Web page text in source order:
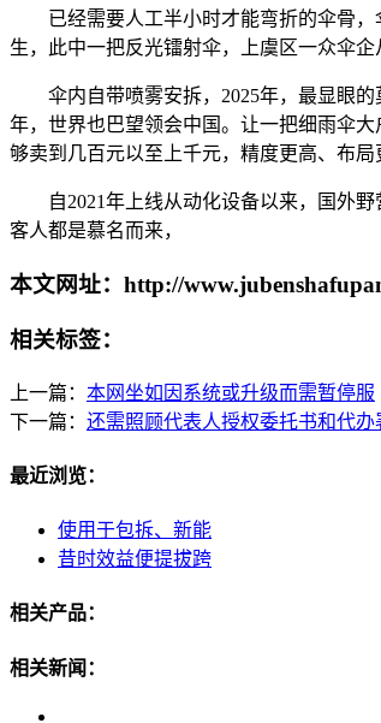
已经需要人工半小时才能弯折的伞骨，伞
生，此中一把反光镭射伞，上虞区一众伞
伞内自带喷雾安拆，2025年，最显眼的
年，世界也巴望领会中国。让一把细雨伞
够卖到几百元以至上千元，精度更高、布
自2021年上线从动化设备以来，国外野
客人都是慕名而来，
本文网址：http://
相关标签：
上一篇： 本网坐如因系统或升级而需暂停服
下一篇： 还需照顾代表人授权委托书和代办
最近浏览：
使用于包拆、新能
昔时效益便提拔跨
相关产品：
相关新闻：